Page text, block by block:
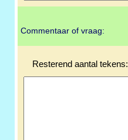
Commentaar of vraag:
Resterend aantal tekens: